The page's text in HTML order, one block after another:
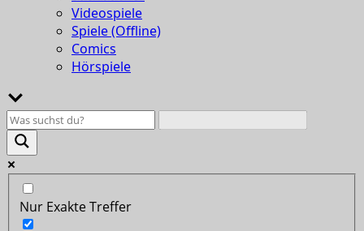
Videospiele
Spiele (Offline)
Comics
Hörspiele
Nur Exakte Treffer